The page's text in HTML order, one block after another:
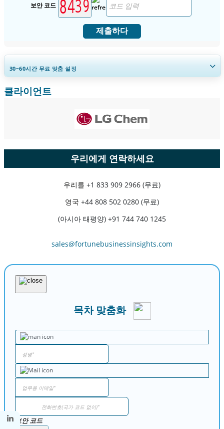
보안 코드
제출하다
30~60시간무료 맞춤 설정
지역 및 국가 범위 확장, 세그먼트 분석, 기업 프로필, 경쟁 벤치마킹, 및 최
지금 맞춤 설정
클라이언트
우리에게 연락하세요
우리를 +1 833 909 2966 (무료)
영국 +44 808 502 0280 (무료)
(아시아 태평양) +91 744 740 1245
sales@fortunebusinessinsights.com
목차 맞춤화
보안 코드